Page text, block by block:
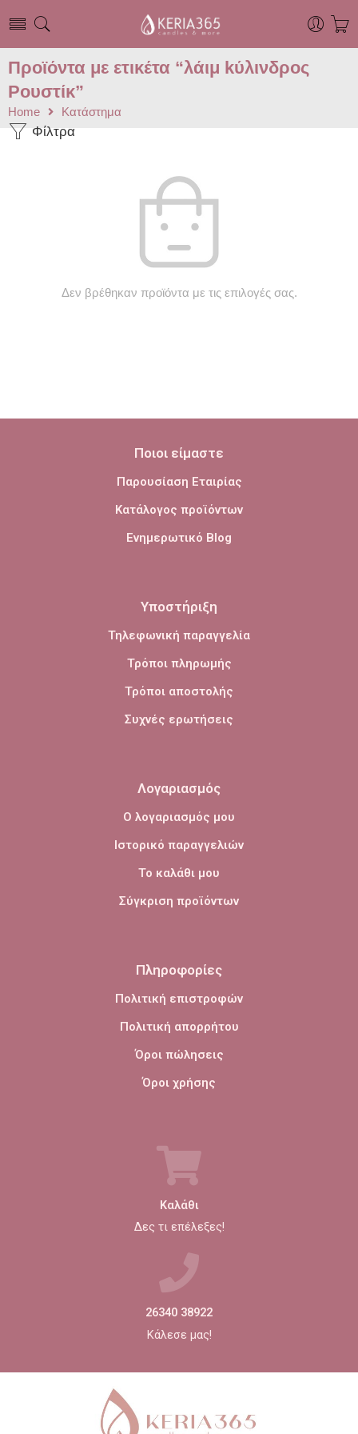
Προϊόντα με ετικέτα “λάιμ kύλινδρος
Ρουστίκ”
Home Κατάστημα
Φίλτρα
Δεν βρέθηκαν προϊόντα με τις επιλογές σας.
Ποιοι είμαστε
Παρουσίαση Εταιρίας
Κατάλογος προϊόντων
Ενημερωτικό Blog
Υποστήριξη
Τηλεφωνική παραγγελία
Τρόποι πληρωμής
Τρόποι αποστολής
Συχνές ερωτήσεις
Λογαριασμός
Ο λογαριασμός μου
Ιστορικό παραγγελιών
Το καλάθι μου
Σύγκριση προϊόντων
Πληροφορίες
Πολιτική επιστροφών
Πολιτική απορρήτου
Όροι πώλησεις
Όροι χρήσης
Καλάθι
Δες τι επέλεξες!
26340 38922
Κάλεσε μας!